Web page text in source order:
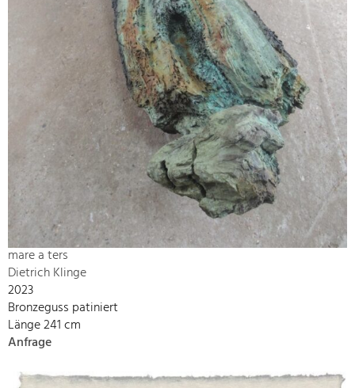
mare a ters
Dietrich Klinge
2023
Bronzeguss patiniert
Länge 241 cm
Anfrage